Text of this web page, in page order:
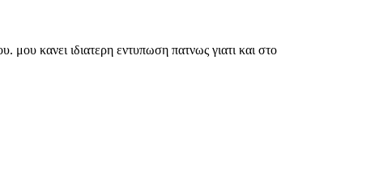
μου κανει ιδιατερη εντυπωση πατνως γιατι και στο